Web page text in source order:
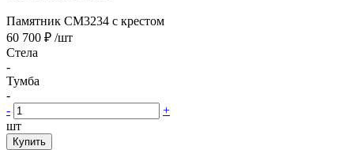
Памятник CM3234 с крестом
60 700 ₽ /шт
Стела
-
Тумба
-
-
+
шт
Купить